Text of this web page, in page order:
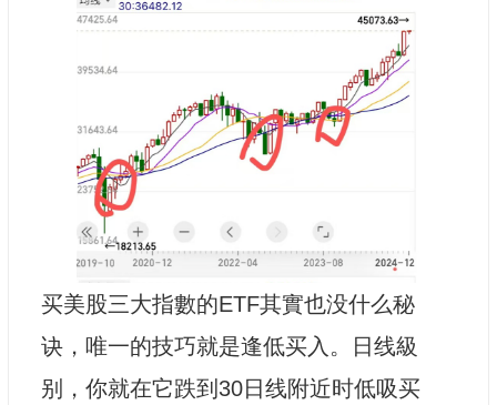
买美股三大指數的ETF其實也没什么秘
诀，唯一的技巧就是逢低买入。日线級
别，你就在它跌到30日线附近时低吸买